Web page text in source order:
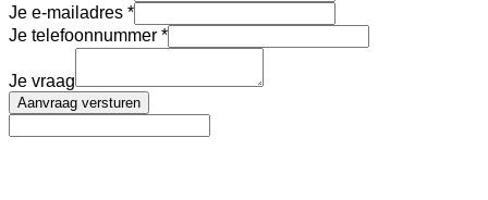
Je e-mailadres
Je telefoonnummer
Je vraag
Aanvraag versturen